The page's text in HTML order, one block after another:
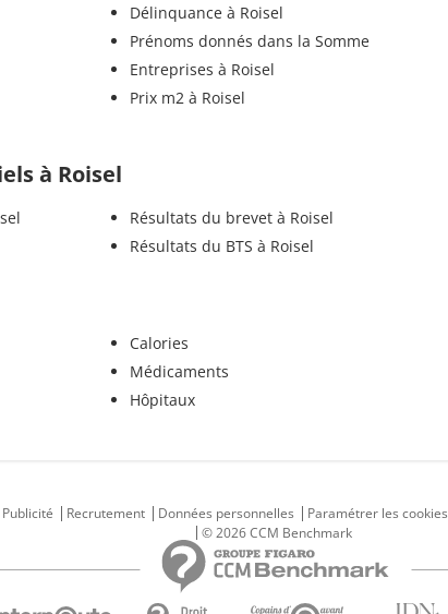
Délinquance à Roisel
Prénoms donnés dans la Somme
Entreprises à Roisel
Prix m2 à Roisel
à Roisel
Résultats du brevet à Roisel
Résultats du BTS à Roisel
Calories
Médicaments
Hôpitaux
Publicité Recrutement Données personnelles Paramétrer les cookies
© 2026 CCM Benchmark